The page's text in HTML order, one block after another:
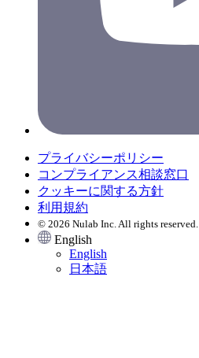
プライバシーポリシー
コンプライアンス相談窓口
クッキーに関する方針
利用規約
© 2026 Nulab Inc. All rights reserved.
English
English
日本語